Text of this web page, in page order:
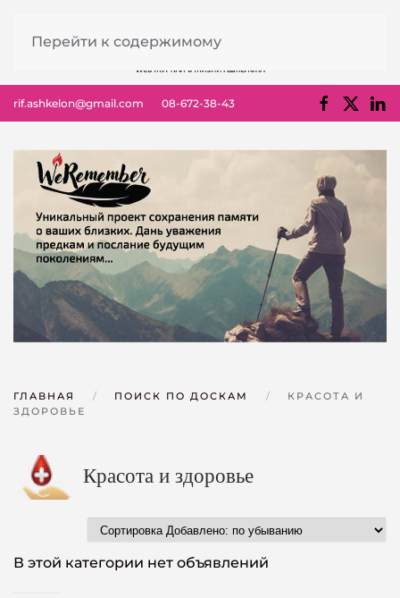
Перейти к содержимому
rif.ashkelon@gmail.com 08-672-38-43
ГЛАВНАЯ ПОИСК ПО ДОСКАМ
КРАСОТА И
ЗДОРОВЬЕ
Красота и здоровье
В этой категории нет объявлений